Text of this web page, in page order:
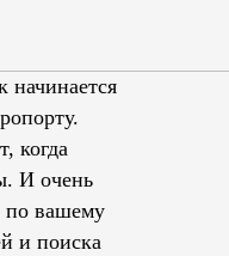
когда
И очень
по вашему
и поиска